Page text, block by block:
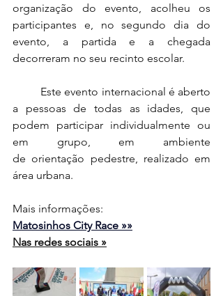
organização do evento, acolheu os
participantes e, no segundo dia do
evento, a partida e a chegada
decorreram no seu recinto escolar.
a pessoas de todas as idades, que
podem participar individualmente ou
em grupo, em ambiente
de orientação pedestre, realizado em
área urbana.
Mais informações:
Matosinhos City Race »»
Nas redes sociais »